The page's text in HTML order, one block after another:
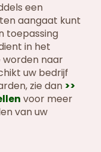
een
aangaat kunt
toepassing
in het
naar
uw bedrijf
zie dan >>
voor meer
van uw